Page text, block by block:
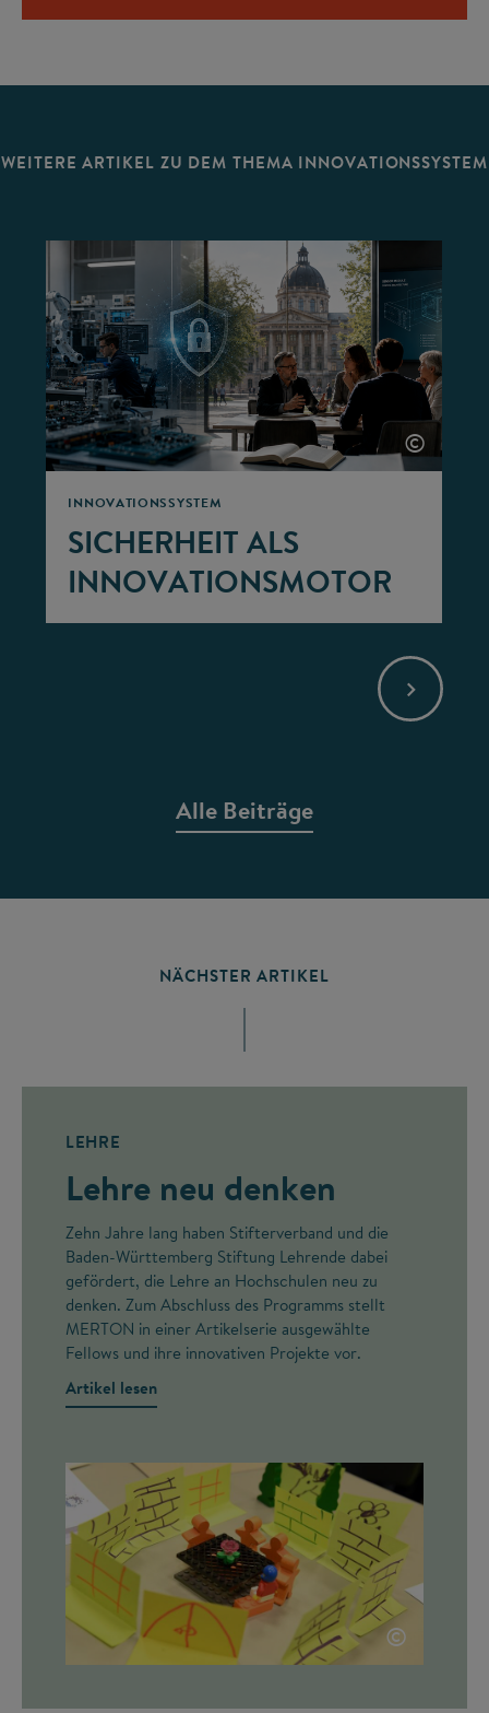
WEITERE ARTIKEL ZU DEM THEMA INNOVATIONSSYSTEM
INNOVATIONSSYSTEM
SICHERHEIT ALS
INNOVATIONSMOTOR
©
Alle Beiträge
NÄCHSTER ARTIKEL
LEHRE
Lehre neu denken
Zehn Jahre lang haben Stifterverband und die
Baden-Württemberg Stiftung Lehrende dabei
gefördert, die Lehre an Hochschulen neu zu
denken. Zum Abschluss des Programms stellt
MERTON in einer Artikelserie ausgewählte
Fellows und ihre innovativen Projekte vor.
Artikel lesen
©